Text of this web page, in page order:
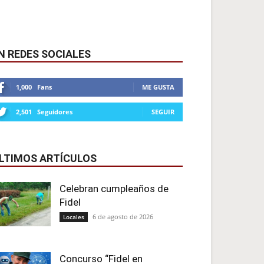
REDES SOCIALES
1,000 Fans ME GUSTA
2,501 Seguidores SEGUIR
ARTÍCULOS
Celebran cumpleaños de
Fidel
Locales 6 de agosto de 2026
Concurso “Fidel en